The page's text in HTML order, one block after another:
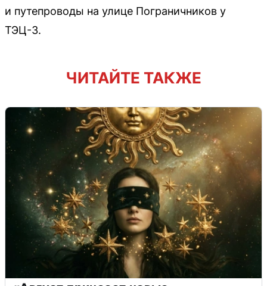
и путепроводы на улице Пограничников у
ТЭЦ-3.
ЧИТАЙТЕ ТАКЖЕ